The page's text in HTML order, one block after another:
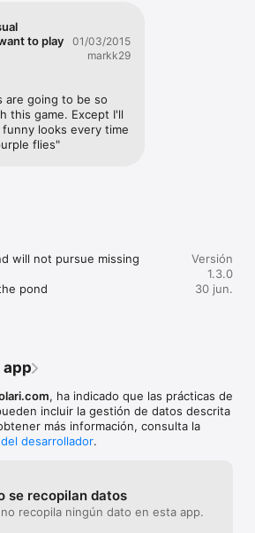
to play
01/03/2015
markk29
are going to be so
this game. Except I'll
looks every time
flies"
will not pursue missing
pond
Versión
1.3.0
30 jun.
app
, ha indicado que las prácticas de
incluir la gestión de datos descrita
más información, consulta la
desarrollador.
se recopilan datos
recopila ningún dato en esta app.